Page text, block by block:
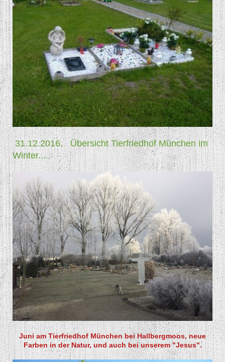
31.12.2016, Übersicht Tierfriedhof München im
Winter.....
Juni am Tierfriedhof München bei Hallbergmoos, neue
Farben in der Natur, und auch bei unserem "Jesus".